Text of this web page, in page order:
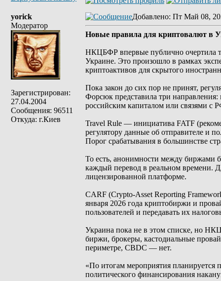
yorick
Модератор
Зарегистрирован:
27.04.2004
Сообщения: 96511
Откуда: г.Киев
Добавлено: Пт Май 08,
Новые правила для криптовалют в
НКЦБФР впервые публично очертила
Украине. Это произошло в рамках
криптоактивов для скрытого
Пока закон до сих пор не принят,
Форсюк представила три
российским капиталом или связями с
Travel Rule — инициатива FATF
регулятору данные об отправителе и
Порог срабатывания в большинстве
То есть, анонимности между биржами
каждый перевод в реальном времени.
лицензированной платформе.
CARF (Crypto-Asset Reporting
января 2026 года криптобиржи и
пользователей и передавать их
Украина пока не в этом списке, но
биржи, брокеры, кастодиальные
периметре, CBDC — нет.
«По итогам мероприятия планируется
политического финансирования